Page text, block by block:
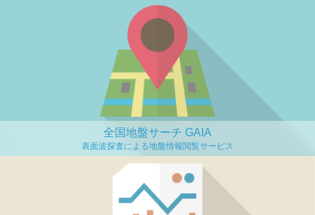
全国地盤サーチ GAIA